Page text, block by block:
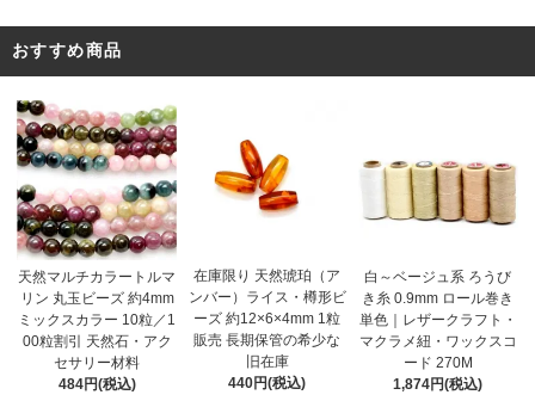
おすすめ商品
天然マルチカラートルマ
リン 丸玉ビーズ 約4mm
ミックスカラー 10粒／1
00粒割引 天然石・アク
セサリー材料
484円(税込)
在庫限り 天然琥珀（ア
ンバー）ライス・樽形ビ
ーズ 約12×6×4mm 1粒
販売 長期保管の希少な
旧在庫
440円(税込)
白～ベージュ系 ろうび
き糸 0.9mm ロール巻き
単色｜レザークラフト・
マクラメ紐・ワックスコ
ード 270M
1,874円(税込)